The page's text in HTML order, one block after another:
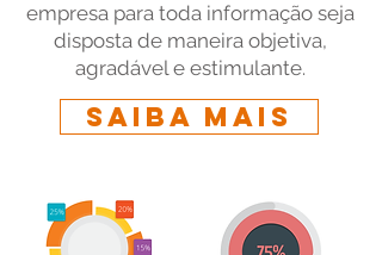
empresa para toda informação seja
disposta de maneira objetiva,
agradável e estimulante.
Saiba mais